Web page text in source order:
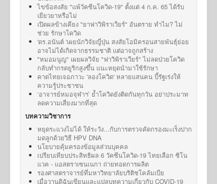
ไขข้อสงสัย "แพ้วัคซีนโควิด-19" ตั้งแต่ 4 ก.ค. 65 ได้รับ
เยียวยาหรือไม่
เปิดผลข้างเคียง "ยาฟาวิพิราเวียร์" อันตราย ทำไม? ไม่
ช่วย รักษาโควิด
'ดร.อนันต์ 'เผยนักวิจัยญี่ปุ่น สงสัยโอมิครอนสายพันธุ์ย่อย
อาจไม่ได้เกิดจากธรรมชาติ แต่อาจถูกสร้าง
"หมอมนูญ" เผยผลวิจัย "ฟาวิพิราเวียร์" ไม่ลดป่วยโควิด
กลับทำกรดยูริกสูงขึ้น แนะหยุดนำมาใช้รักษา
คาดไทยเจอภาวะ 'ลองโควิด' หลายแสนคน บี้รัฐเร่งให้
ความรู้ประชาชน
‘อาจารย์หมอจุฬาฯ’ ย้ำโควิดยังติดกันทุกวัน อย่าประมาท
ลดความเสี่ยงมากที่สุด
บทความวิชาการ
หยุดระแวงไม่ได้ ให้ระวัง...กับการตรวจคัดกรองมะเร็งปาก
มดลูกด้วยวิธี HPV DNA
นโยบายคุ้มครองข้อมูลส่วนบุคคล
เปรียบเทียบประสิทธิผล 6 วัคซีนโควิด-19 ไทยเลือก ซิโน
แวค - แอสตราเซนเนกา ถ่ายทอดการผลิต
รองศาสตราจารย์ที่มหาวิทยาลัยบริติชโคลัมเบีย
เมื่อวานดิฉันเขียนและแปลบทความเกี่ยวกับ COVID-19